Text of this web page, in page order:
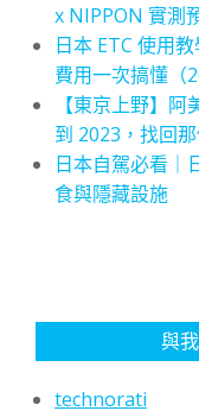
x NIPPON 實測
日本 ETC 使用
費用一次搞懂（
【東京上野】
到 2023，找回
日本自駕必看｜
食與隱藏設施
與
technorati